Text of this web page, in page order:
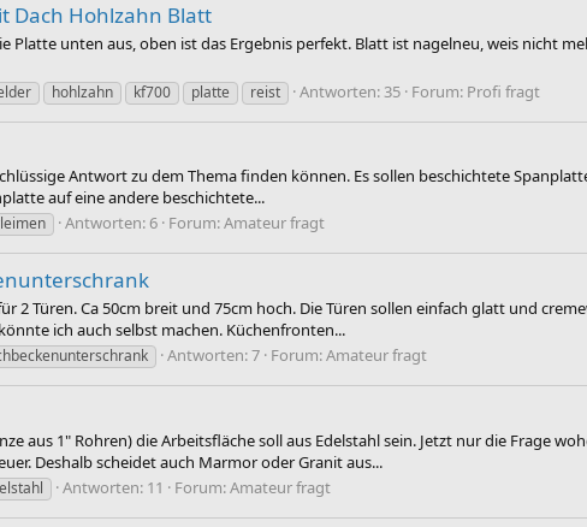
Dach Hohlzahn Blatt
Platte unten aus, oben ist das Ergebnis perfekt. Blatt ist nagelneu, weis nicht
hohlzahn kf700 platte reist Antworten: 35 Forum: Profi fragt
Antwort zu dem Thema finden können. Es sollen beschichtete
auf eine andere beschichtete...
Antworten: 6 Forum:Amateur fragt
Türen. Ca 50cm breit und 75cm hoch. Die Türen sollen einfach glatt und
ich auch selbst machen. Küchenfronten...
Antworten: 7 Forum:Amateur fragt
aus 1" Rohren) die Arbeitsfläche soll aus Edelstahl sein. Jetzt nur die Frage
Deshalb scheidet auch Marmor oder Granit aus...
Antworten: 11 Forum:Amateur fragt